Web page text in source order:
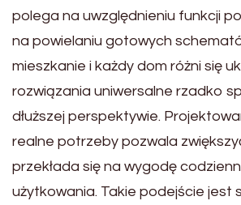
polega na uwzględnieniu funkcji
na powielaniu gotowych
mieszkanie i każdy dom różni się
rozwiązania uniwersalne rzadko
dłuższej perspektywie.
realne potrzeby pozwala
przekłada się na wygodę
użytkowania. Takie podejście jest